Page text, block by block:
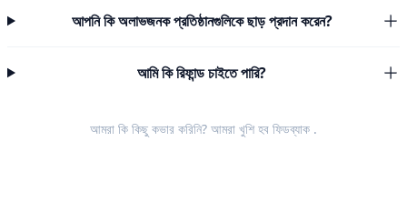
আপনি কি অলাভজনক প্রতিষ্ঠানগুলিকে ছাড় প্রদান করেন?
আমি কি রিফান্ড চাইতে পারি?
আমরা কি কিছু কভার করিনি? আমরা খুশি হব ফিডব্যাক .